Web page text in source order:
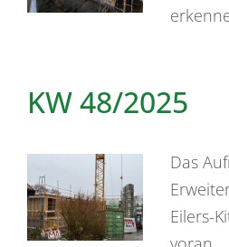
KW 48/2025
Das
Eilers-